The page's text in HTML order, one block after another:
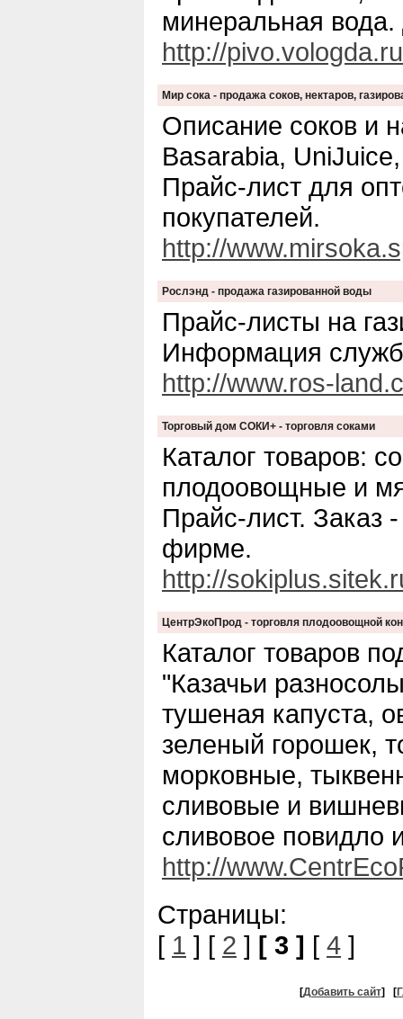
минеральная вода.
http://
Мир сока - продажа соков, нектаров,
Описание соков и
Basarabia,
Прайс-лист для
покупателей.
http://
Рослэнд - продажа газированной воды
Прайс-листы на
Информация
http://www.ros-
Торговый дом СОКИ+ - торговля соками
Каталог товаров:
плодоовощные и
Прайс-лист. Заказ
фирме.
http://
ЦентрЭкоПрод - торговля плодоовощной
Каталог товаров
"Казачьи
тушеная капуста,
зеленый горошек,
морковные,
сливовые и
сливовое повидло
http://
Страницы:
[ 1 ] [ 2 ] [ 3 ] [ 4 ]
[Добавить сайт] [